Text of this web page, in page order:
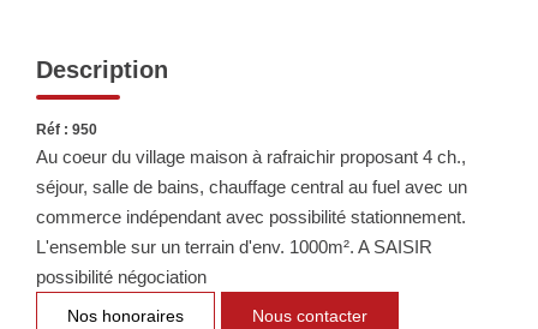
SYNDIC
NOTRE GROUPE
Nos Agences
Description
Réf : 950
Au coeur du village maison à rafraichir proposant 4 ch.,
séjour, salle de bains, chauffage central au fuel avec un
commerce indépendant avec possibilité stationnement.
L'ensemble sur un terrain d'env. 1000m². A SAISIR
possibilité négociation
Nos honoraires Nous contacter